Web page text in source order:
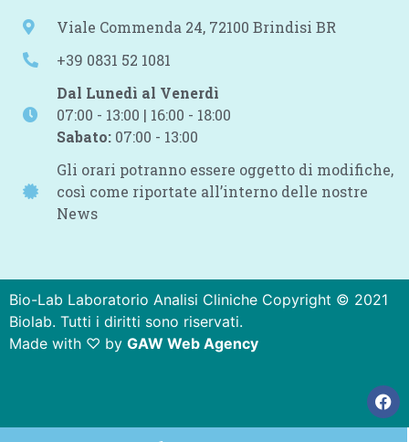
Viale Commenda 24, 72100 Brindisi BR
+39 0831 52 1081
Dal Lunedì al Venerdì
07:00 - 13:00 | 16:00 - 18:00
Sabato: 07:00 - 13:00
Gli orari potranno essere oggetto di modifiche,
così come riportate all’interno delle nostre
News
Bio-Lab Laboratorio Analisi Cliniche Copyright © 2021
Biolab. Tutti i diritti sono riservati.
Made with ♡ by GAW Web Agency